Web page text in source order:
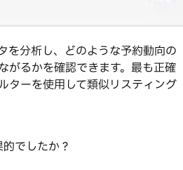
を分析し、どのような予約動向の
がるかを確認できます。最も正確
ターを使用して類似リスティング
でしたか？